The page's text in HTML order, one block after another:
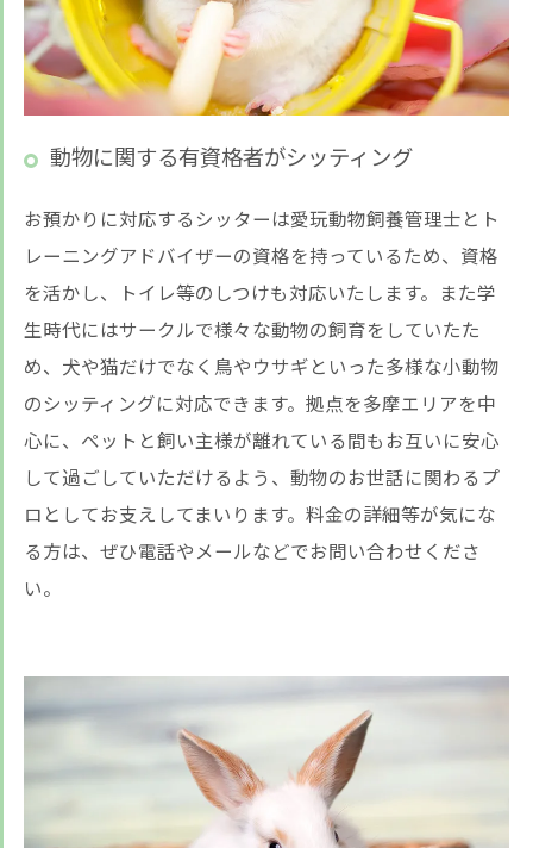
動物に関する有資格者がシッティング
お預かりに対応するシッターは愛玩動物飼養管理士とト
レーニングアドバイザーの資格を持っているため、資格
を活かし、トイレ等のしつけも対応いたします。また学
生時代にはサークルで様々な動物の飼育をしていたた
め、犬や猫だけでなく鳥やウサギといった多様な小動物
のシッティングに対応できます。拠点を多摩エリアを中
心に、ペットと飼い主様が離れている間もお互いに安心
して過ごしていただけるよう、動物のお世話に関わるプ
ロとしてお支えしてまいります。料金の詳細等が気にな
る方は、ぜひ電話やメールなどでお問い合わせくださ
い。